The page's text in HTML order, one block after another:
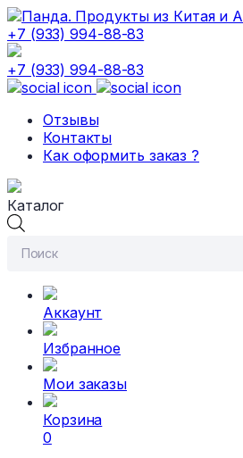
+7 (933) 994-88-83
+7 (933) 994-88-83
Отзывы
Контакты
Как оформить заказ ?
Каталог
Аккаунт
Избранное
Мои заказы
Корзина
0